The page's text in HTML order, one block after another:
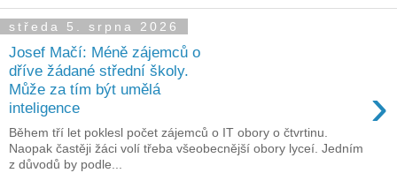
středa 5. srpna 2026
Josef Mačí: Méně zájemců o
dříve žádané střední školy.
Může za tím být umělá
inteligence
›
Během tří let poklesl počet zájemců o IT obory o čtvrtinu.
Naopak častěji žáci volí třeba všeobecnější obory lyceí. Jedním
z důvodů by podle...